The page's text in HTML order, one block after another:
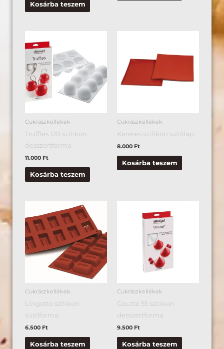
Kosárba teszem
Cukrászkellékek
Truffles 120 szilikon
desszertforma
11.000 Ft
Kosárba teszem
Cukrászkellékek
Keretes szilikon sütőlap
8.000 Ft
Kosárba teszem
Cukrászkellékek
Lingotto szilikon
sütőforma
6.500 Ft
Kosárba teszem
Cukrászkellékek
Goutte 55 szilikon
desszertforma
9.500 Ft
Kosárba teszem